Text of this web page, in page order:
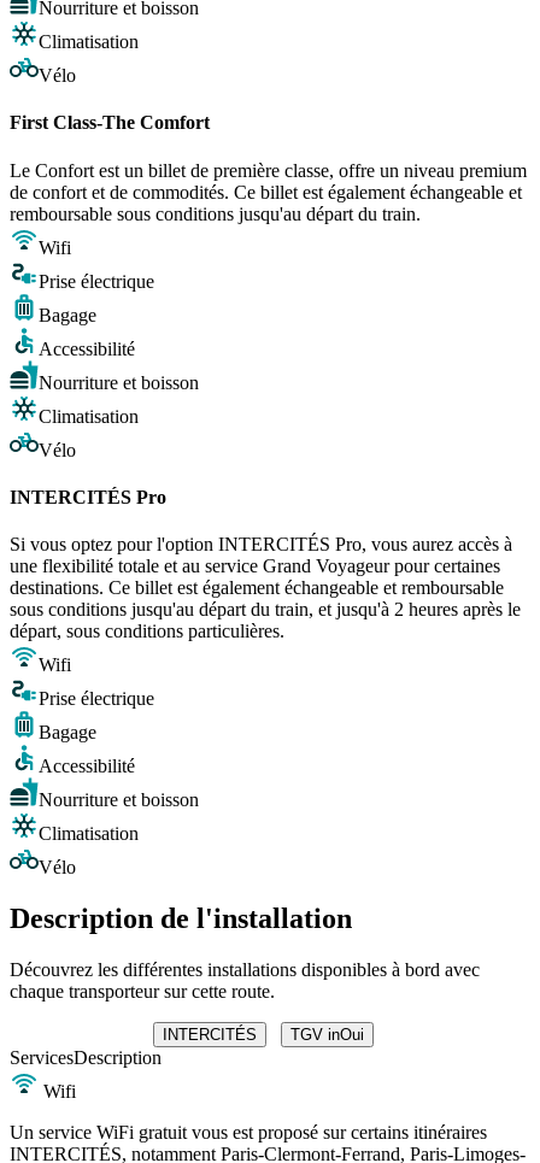
Nourriture et boisson
Climatisation
Vélo
First Class-The Comfort
Le Confort est un billet de première classe, offre un niveau premium
de confort et de commodités. Ce billet est également échangeable et
remboursable sous conditions jusqu'au départ du train.
Wifi
Prise électrique
Bagage
Accessibilité
Nourriture et boisson
Climatisation
Vélo
INTERCITÉS Pro
Si vous optez pour l'option INTERCITÉS Pro, vous aurez accès à
une flexibilité totale et au service Grand Voyageur pour certaines
destinations. Ce billet est également échangeable et remboursable
sous conditions jusqu'au départ du train, et jusqu'à 2 heures après le
départ, sous conditions particulières.
Wifi
Prise électrique
Bagage
Accessibilité
Nourriture et boisson
Climatisation
Vélo
Description de l'installation
Découvrez les différentes installations disponibles à bord avec
chaque transporteur sur cette route.
INTERCITÉS TGV inOui
ServicesDescription
Wifi
Un service WiFi gratuit vous est proposé sur certains itinéraires
INTERCITÉS, notamment Paris-Clermont-Ferrand, Paris-Limoges-